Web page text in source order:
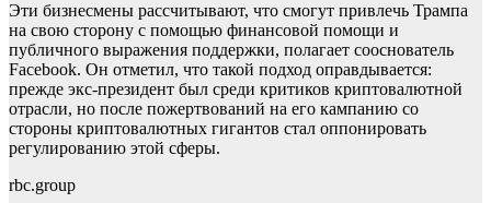
Эти бизнесмены рассчитывают, что смогут привлечь Трампа
на свою сторону с помощью финансовой помощи и
публичного выражения поддержки, полагает сооснователь
Facebook. Он отметил, что такой подход оправдывается:
прежде экс-президент был среди критиков криптовалютной
отрасли, но после пожертвований на его кампанию со
стороны криптовалютных гигантов стал оппонировать
регулированию этой сферы.
rbc.group